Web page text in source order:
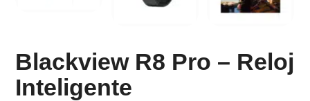
Blackview R8 Pro – Reloj
Inteligente